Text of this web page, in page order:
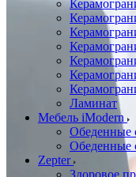
Ламинат
Мебель iModern
Обеденные
Обеденные
Zepter
Здоровое